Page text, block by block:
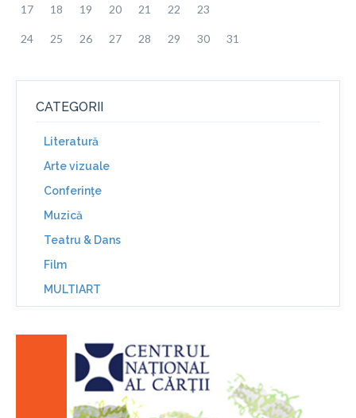
17 18 19 20 21 22 23
24 25 26 27 28 29 30 31
CATEGORII
Literatură
Arte vizuale
Conferinţe
Muzică
Teatru & Dans
Film
MULTIART